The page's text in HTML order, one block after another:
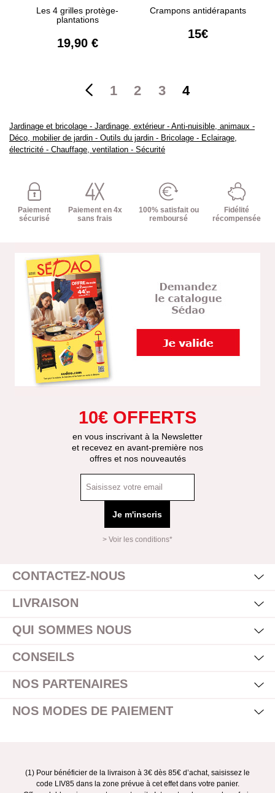
Les 4 grilles protège-
plantations
19,90 €
Crampons antidérapants
15€
1 2 3 4
Jardinage et bricolage - Jardinage, extérieur- Anti-nuisible, animaux -
Déco, mobilier de jardin - Outils du jardin - Bricolage - Eclairage,
électricité - Chauffage, ventilation - Sécurité
Paiement
sécurisé
Paiement en 4x
sans frais
100% satisfait ou
remboursé
Fidélité
récompensée
10€ OFFERTS
en vous inscrivant à la Newsletter
et recevez en avant-première nos
offres et nos nouveautés
Je m'inscris
> Voir les conditions*
CONTACTEZ-NOUS
LIVRAISON
QUI SOMMES NOUS
CONSEILS
NOS PARTENAIRES
NOS MODES DE PAIEMENT
(1) Pour bénéficier de la livraison à 3€ dès 85€ d’achat, saisissez le
code LIV85 dans la zone prévue à cet effet dans votre panier.